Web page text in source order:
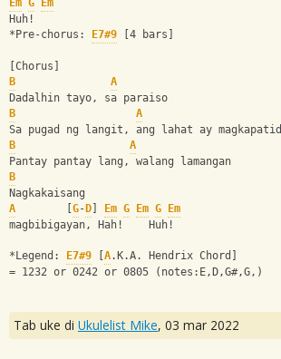
Em G
Em
Huh!
*Pre-chorus:
E7#9 [4 bars]
[Chorus]
B
A
Dadalhin tayo, sa paraiso
B
A
Sa pugad ng langit, ang lahat ay magkapatid
B
A
Pantay pantay lang, walang lamangan
B
Nagkakaisang
A
G- D Em G Em G
Em
magbibigayan, Hah!    Huh!
*Legend: E7#9 A.K.A. Hendrix Chord]
= 1232 or 0242 or 0805 (notes:E,D,G#,G,)
Tab uke di Ukulelist_Mike, 03 mar 2022